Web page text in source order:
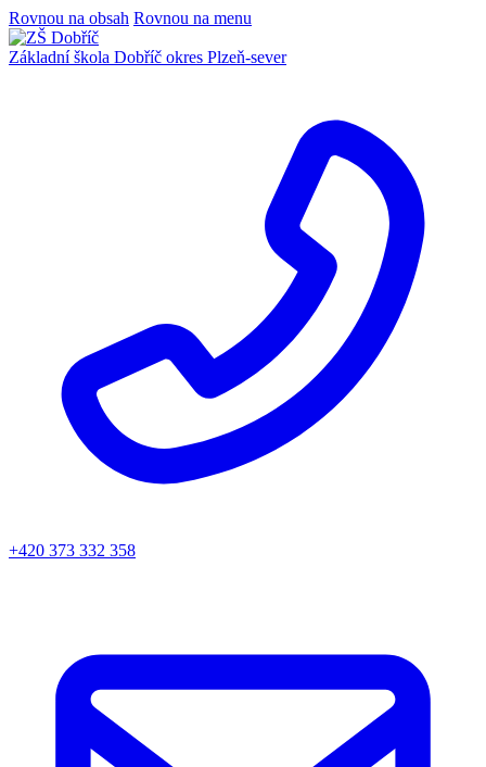
Rovnou na obsah Rovnou na menu
Základní škola Dobříč okres Plzeň-sever
+420 373 332 358